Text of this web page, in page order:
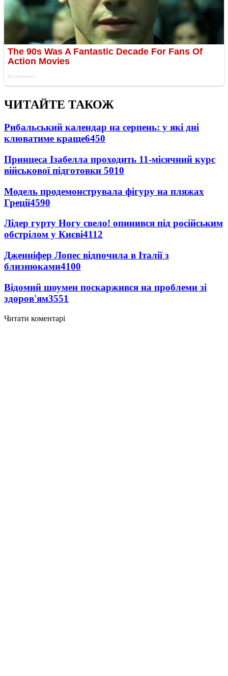
ЧИТАЙТЕ ТАКОЖ
Рибальський календар на серпень: у які дні
клюватиме краще6450
Принцеса Ізабелла проходить 11-місячний курс
військової підготовки 5010
Модель продемонструвала фігуру на пляжах
Греції4590
Лідер гурту Ногу свело! опинився під російським
обстрілом у Києві4112
Дженніфер Лопес відпочила в Італії з
близнюками4100
Відомий шоумен поскаржився на проблеми зі
здоров'ям3551
Читати коментарі